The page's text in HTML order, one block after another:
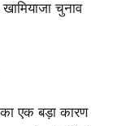
चुनाव
एक बड़ा कारण